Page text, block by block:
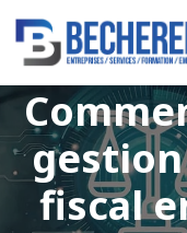
fiscal